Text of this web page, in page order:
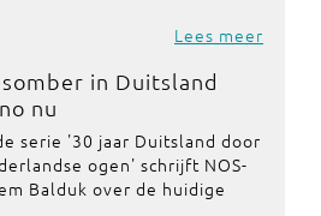
Lees meer
in Duitsland
nu
serie '30 jaar Duitsland door
ogen' schrijft NOS-
Balduk over de huidige